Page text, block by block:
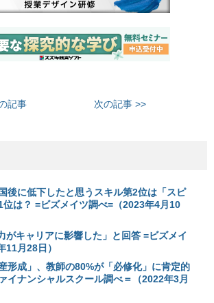
記事 次の記事 >>
後に低下したと思うスキル第2位は「スピ
位は？ =ビズメイツ調べ=（2023年4月10
がキャリアに影響した」と回答 =ビズメイ
11月28日）
形成」、教師の80%が「必修化」に肯定的
イナンシャルスクール調べ＝（2022年3月